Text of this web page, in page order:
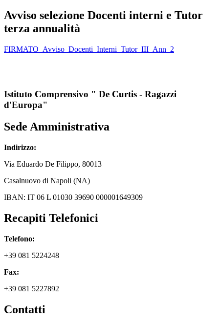
Avviso selezione Docenti interni e Tutor
terza annualità
FIRMATO_Avviso_Docenti_Interni_Tutor_III_Ann_2
Istituto Comprensivo " De Curtis - Ragazzi
d'Europa"
Sede Amministrativa
Indirizzo:
Via Eduardo De Filippo, 80013
Casalnuovo di Napoli (NA)
IBAN: IT 06 L 01030 39690 000001649309
Recapiti Telefonici
Telefono:
+39 081 5224248
Fax:
+39 081 5227892
Contatti